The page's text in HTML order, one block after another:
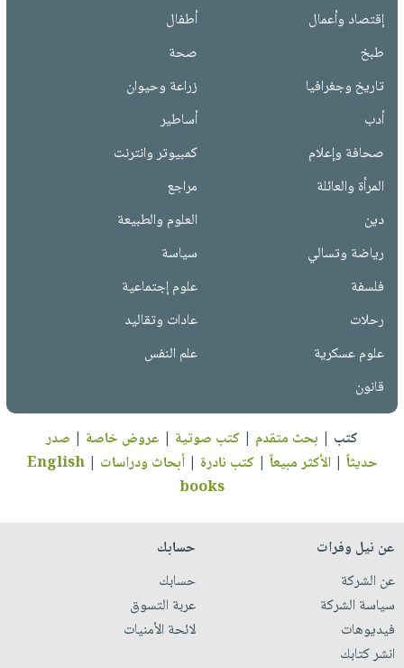
إقتصاد وأعمال
أطفال
طبخ
صحة
تاريخ وجغرافيا
زراعة وحيوان
أدب
أساطير
صحافة وإعلام
كمبيوتر وانترنت
المرأة والعائلة
مراجع
دين
العلوم والطبيعة
رياضة وتسالي
سياسة
فلسفة
علوم إجتماعية
رحلات
عادات وتقاليد
علوم عسكرية
علم النفس
قانون
كتب | بحث متقدم | كتب صوتية | عروض خاصة | صدر
حديثاً |الأكثر مبيعاً | كتب نادرة |أبحاث ودراسات |
English
books
عن نيل وفرات
عن الشركة
سياسة الشركة
فيديوهات
انشر كتابك
حسابك
حسابك
عربة التسوق
لائحة الأمنيات